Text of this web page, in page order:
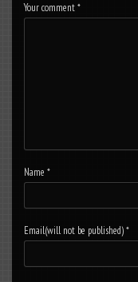
Your comment*
Name*
Email(will not be published)*